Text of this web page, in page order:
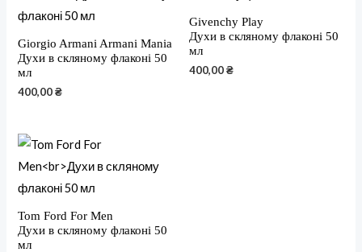
Giorgio Armani Armani Mania
Духи в скляному флаконі 50
мл
400,00₴
Givenchy Play
Духи в скляному флаконі 50
мл
400,00₴
Tom Ford For Men
Духи в скляному флаконі 50
мл